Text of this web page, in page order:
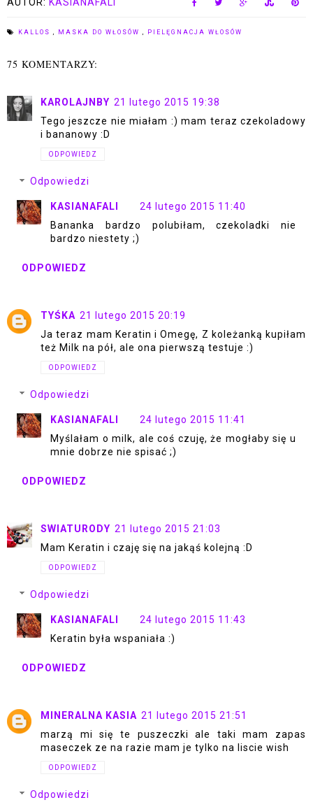
AUTOR: KASIANAFALI
KALLOS , MASKA DO WŁOSÓW , PIELĘGNACJA WŁOSÓW
75 KOMENTARZY:
KAROLAJNBY 21 lutego 2015 19:38
Tego jeszcze nie miałam :) mam teraz czekoladowy
i bananowy :D
ODPOWIEDZ
Odpowiedzi
KASIANAFALI
24 lutego 2015 11:40
Bananka bardzo polubiłam, czekoladki nie
bardzo niestety ;)
ODPOWIEDZ
TYŚKA 21 lutego 2015 20:19
Ja teraz mam Keratin i Omegę, Z koleżanką kupiłam
też Milk na pół, ale ona pierwszą testuje :)
ODPOWIEDZ
Odpowiedzi
KASIANAFALI
24 lutego 2015 11:41
Myślałam o milk, ale coś czuję, że mogłaby się u
mnie dobrze nie spisać ;)
ODPOWIEDZ
SWIATURODY 21 lutego 2015 21:03
Mam Keratin i czaję się na jakąś kolejną :D
ODPOWIEDZ
Odpowiedzi
KASIANAFALI
24 lutego 2015 11:43
Keratin była wspaniała :)
ODPOWIEDZ
MINERALNA KASIA 21 lutego 2015 21:51
marzą mi się te puszeczki ale taki mam zapas
maseczek ze na razie mam je tylko na liscie wish
ODPOWIEDZ
Odpowiedzi